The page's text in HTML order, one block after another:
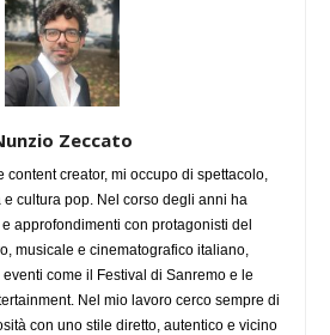
Zeccato
content creator, mi occupo di spettacolo,
cultura pop. Nel corso degli anni ha
approfondimenti con protagonisti del
musicale e cinematografico italiano,
come il Festival di Sanremo e le
Nel mio lavoro cerco sempre di
con uno stile diretto, autentico e vicino